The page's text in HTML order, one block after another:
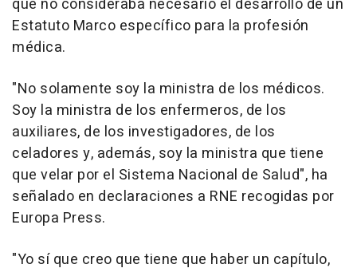
que no consideraba necesario el desarrollo de un
Estatuto Marco específico para la profesión
médica.
"No solamente soy la ministra de los médicos.
Soy la ministra de los enfermeros, de los
auxiliares, de los investigadores, de los
celadores y, además, soy la ministra que tiene
que velar por el Sistema Nacional de Salud", ha
señalado en declaraciones a RNE recogidas por
Europa Press.
"Yo sí que creo que tiene que haber un capítulo,